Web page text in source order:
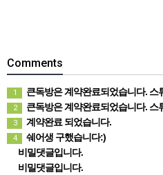
Comments
1 큰독방은 계약완료되었습니다. 스튜디오같은 가장큰방을 2인동시 또는
2 큰독방은 계약완료되었습니다. 스튜디오같은 가장큰방을 2인동시 또는
3 계약완료 되었습니다.
4 쉐어생 구했습니다:)
비밀댓글입니다.
비밀댓글입니다.